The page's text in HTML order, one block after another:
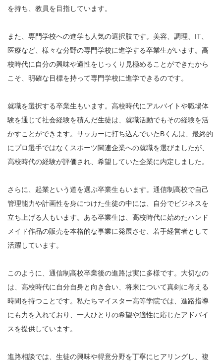
を持ち、教員を目指しています。
また、専門学校への進学も人気の選択肢です。美容、調理、IT、
医療など、様々な分野の専門学校に進学する卒業生がいます。高
校時代に自分の興味や適性をじっくり見極めることができたから
こそ、明確な目標を持って専門学校に進学できるのです。
就職を選択する卒業生もいます。高校時代にアルバイトや職場体
験を通じて社会経験を積んだ生徒は、就職活動でもその経験を活
かすことができます。サッカーに打ち込んでいたBくんは、最終的
にプロ選手ではなくスポーツ関連企業への就職を選びましたが、
高校時代の経験が評価され、希望していた企業に内定しました。
さらに、起業という道を選ぶ卒業生もいます。通信制高校で自己
管理能力や計画性を身につけた生徒の中には、自分でビジネスを
立ち上げる人もいます。ある卒業生は、高校時代に始めたハンド
メイド作品の販売を本格的な事業に発展させ、若手経営者として
活躍しています。
このように、通信制高校卒業後の進路は実に多様です。大切なの
は、高校時代に自分自身と向き合い、将来について真剣に考える
時間を持つことです。私たちマイスター高等学院では、進路指導
にも力を入れており、一人ひとりの希望や適性に応じたアドバイ
スを提供しています。
進路相談では、生徒の興味や得意分野を丁寧にヒアリングし、複